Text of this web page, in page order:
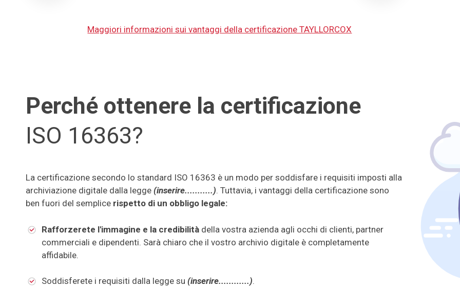
Maggiori informazioni sui vantaggi della certificazione TAYLLORCOX
Perché ottenere la certificazione
ISO 16363?
La certificazione secondo lo standard ISO 16363 è un modo per soddisfare i requisiti imposti alla
archiviazione digitale dalla legge(inserire...........). Tuttavia, i vantaggi della certificazione sono
ben fuori del semplice rispetto di un obbligo legale:
Rafforzerete l'immagine e la credibilità della vostra azienda agli occhi di clienti, partner
commerciali e dipendenti. Sarà chiaro che il vostro archivio digitale è completamente
affidabile.
Soddisferete i requisiti dalla legge su(inserire............).